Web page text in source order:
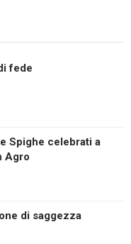
fede
Spighe celebrati a
Agro
di saggezza